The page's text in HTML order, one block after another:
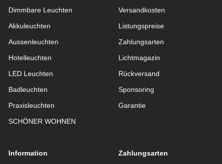
Dimmbare Leuchten
Akkuleuchten
Aussen­leuchten
Hotelleuchten
LED Leuchten
Badleuchten
Praxisleuchten
SCHÖNER WOHNEN
Versandkosten
Listungspreise
Zahlungsarten
Lichtmagazin
Rückversand
Sponsoring
Garantie
Information Zahlungsarten